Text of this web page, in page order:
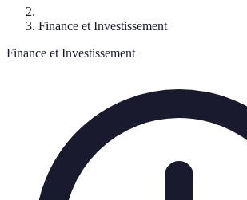
Finance et Investissement
Finance et Investissement